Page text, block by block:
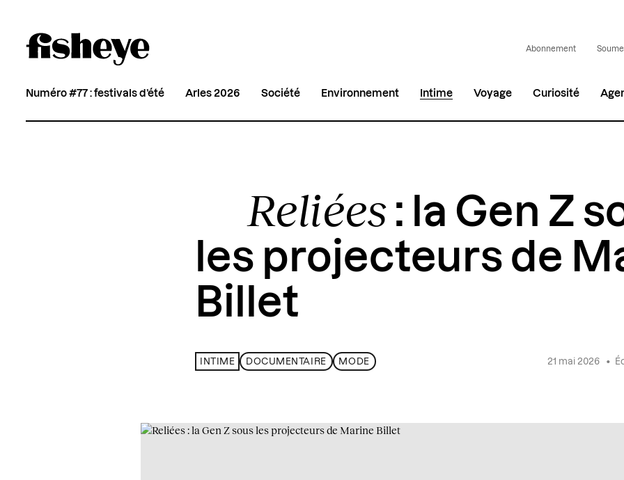
Abonnement
Numéro #77 : festivals d’été Arles 2026 Société Environnement Intime Voyage Curiosité
Reliées : la Gen Z
les projecteurs de
Billet
INTIME DOCUMENTAIRE MODE 21 mai 2026 •